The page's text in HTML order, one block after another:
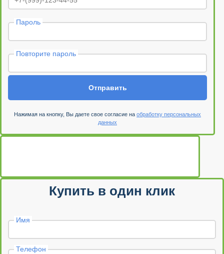
Пароль
Повторите пароль
Отправить
Нажимая на кнопку, Вы даете свое согласие на обработку персональных
данных
Купить в один клик
Имя
Телефон